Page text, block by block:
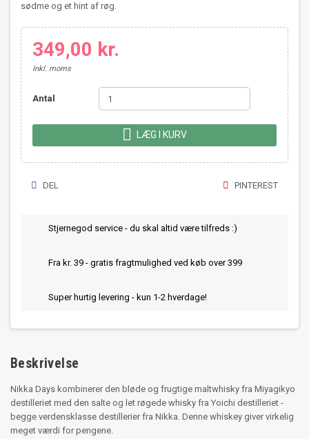
sødme og et hint af røg.
349,00 kr.
Inkl. moms
Antal
 LÆG I KURV
DEL PINTEREST
Stjernegod service - du skal altid være tilfreds :)
Fra kr. 39 - gratis fragtmulighed ved køb over 399
Super hurtig levering - kun 1-2 hverdage!
Beskrivelse
Nikka Days kombinerer den bløde og frugtige maltwhisky fra Miyagikyo
destilleriet med den salte og let røgede whisky fra Yoichi destilleriet -
begge verdensklasse destillerier fra Nikka. Denne whiskey giver virkelig
meget værdi for pengene.